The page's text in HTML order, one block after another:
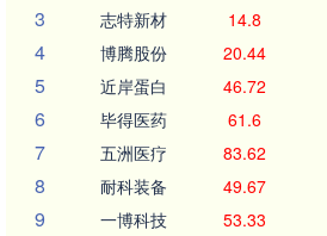
3 志特新材 14.8
4 博腾股份 20.44
5 近岸蛋白 46.72
6 毕得医药 61.6
7 五洲医疗 83.62
8 耐科装备 49.67
9 一博科技 53.33